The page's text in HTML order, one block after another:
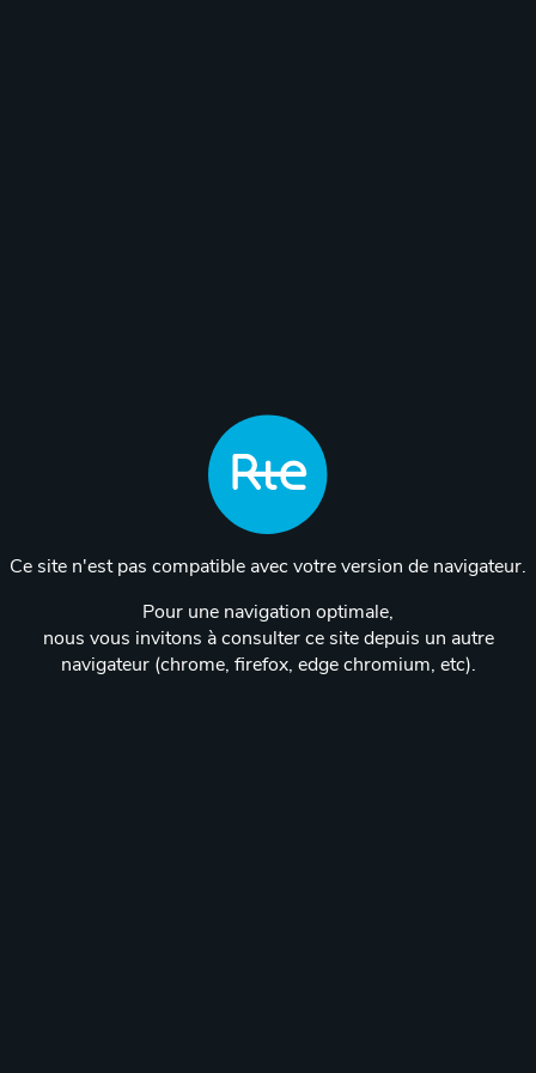
Ce site n'est pas compatible avec votre version de navigateur.
Pour une navigation optimale,
nous vous invitons à consulter ce site depuis un autre
navigateur (chrome, firefox, edge chromium, etc).